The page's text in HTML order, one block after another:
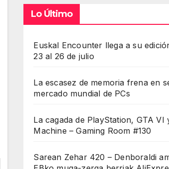
Lo Último
Euskal Encounter llega a su
23 al 26 de julio
La escasez de memoria frena en
mercado mundial de PCs
La cagada de PlayStation, GTA VI
Machine – Gaming Room #130
Sarean Zehar 420 – Denboraldi